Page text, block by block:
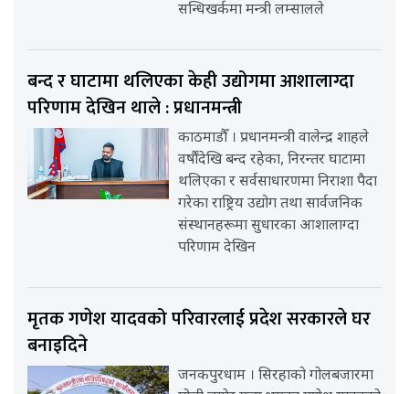
सन्धिखर्कमा मन्त्री लम्सालले
बन्द र घाटामा थलिएका केही उद्योगमा आशालाग्दा
परिणाम देखिन थाले : प्रधानमन्त्री
काठमाडौँ । प्रधानमन्त्री वालेन्द्र शाहले
वर्षौंदेखि बन्द रहेका, निरन्तर घाटामा
थलिएका र सर्वसाधारणमा निराशा पैदा
गरेका राष्ट्रिय उद्योग तथा सार्वजनिक
संस्थानहरूमा सुधारका आशालाग्दा
परिणाम देखिन
मृतक गणेश यादवको परिवारलाई प्रदेश सरकारले घर
बनाइदिने
जनकपुरधाम । सिरहाको गोलबजारमा